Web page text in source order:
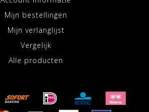
Mijn bestellingen
Mijn verlanglijst
Vergelijk
Alle producten